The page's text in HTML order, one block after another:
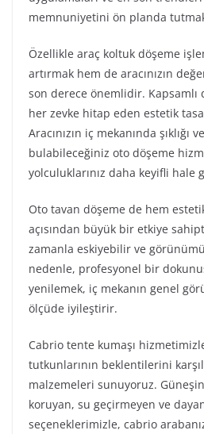
memnuniyetini ön planda
Özellikle araç koltuk döşeme
artırmak hem de aracınızın
son derece önemlidir. Kapsamlı
her zevke hitap eden estetik
Aracınızın iç mekanında
bulabileceğiniz oto döşeme
yolculuklarınız daha keyifli hale
Oto tavan döşeme de hem
açısından büyük bir etkiye
zamanla eskiyebilir ve
nedenle, profesyonel bir
yenilemek, iç mekanın genel
ölçüde iyileştirir.
Cabrio tente kumaşı
tutkunlarının beklentilerini
malzemeleri sunuyoruz. Güneşin
koruyan, su geçirmeyen ve
seçeneklerimizle, cabrio